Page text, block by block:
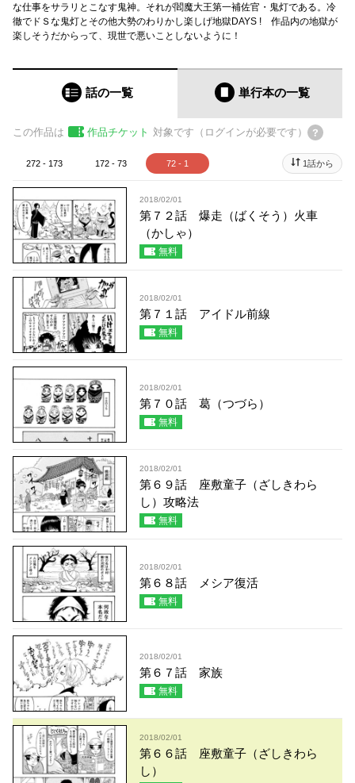
な仕事をサラリとこなす鬼神。それが閻魔大王第一補佐官・鬼灯である。冷
徹でドＳな鬼灯とその他大勢のわりかし楽しげ地獄DAYS ! 作品内の地獄が
楽しそうだからって、現世で悪いことしないように！
話の一覧 単行本の一覧
この作品は 作品チケット 対象です（ログインが必要です）
272 - 173 172 - 73 72 - 1 1話から
2018/02/01
第７２話 爆走（ばくそう）火車
（かしゃ）
無料
2018/02/01
第７１話 アイドル前線
無料
2018/02/01
第７０話 葛（つづら）
無料
2018/02/01
第６９話 座敷童子（ざしきわら
し）攻略法
無料
2018/02/01
第６８話 メシア復活
無料
2018/02/01
第６７話 家族
無料
2018/02/01
第６６話 座敷童子（ざしきわら
し）